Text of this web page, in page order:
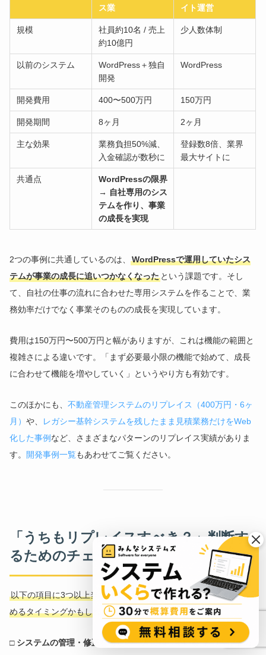
ス業
イト運営
規模
社員約10名 / 売上
約10億円
少人数体制
以前のシステム
WordPress＋独自
開発
WordPress
開発費用 400〜500万円 150万円
開発期間 8ヶ月 2ヶ月
主な効果
業務負担50%減、
入金確認が数秒に
登録数8倍、業界
最大サイトに
共通点
WordPressの限界
→ 自社専用のシス
テムを作り、事業
の成長を実現
2つの事例に共通しているのは、WordPressで運用していたシス
テムが事業の成長に追いつかなくなった という課題です。そし
て、自社の仕事の流れに合わせた専用システムを作ることで、業
務効率だけでなく事業そのものの成長を実現しています。
費用は150万円〜500万円と幅がありますが、これは機能の範囲と
複雑さによる違いです。「まず必要最小限の機能で始めて、成長
に合わせて機能を増やしていく」というやり方も有効です。
このほかにも、不動産管理システムのリプレイス（400万円・6ヶ
月）や、
レガシー基幹システムを残したまま見積業務だけをWeb
化した事例 など、さまざまなパターンのリプレイス実績がありま
す。
開発事例一覧もあわせてご覧ください。
「うちもリプレイスすべき？」判断す
るためのチェックリスト
以下の項目に3つ以上当てはまる場合は、リプレイスを検討し始
めるタイミングかもしれません。
□ システムの管理・修正を特定の一人に頼っているその人が辞め